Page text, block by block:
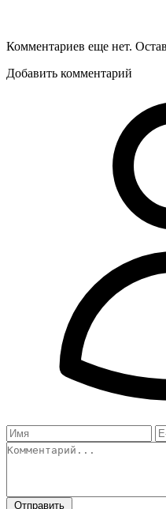
Комментариев еще нет.
Добавить комментарий
Отправить